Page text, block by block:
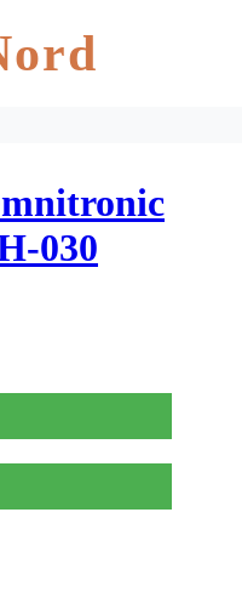
030